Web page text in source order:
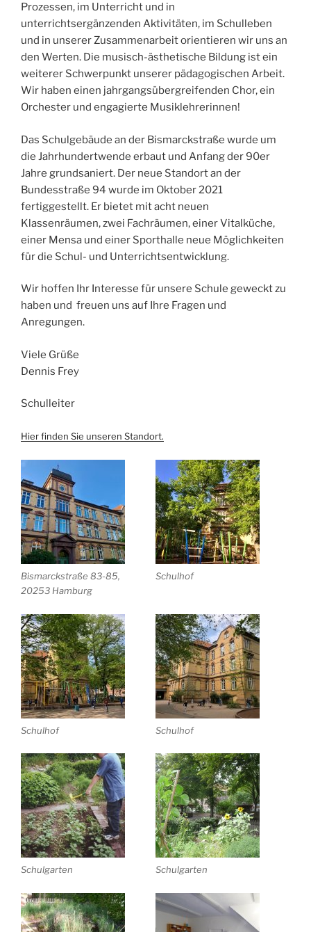
Prozessen, im Unterricht und in
unterrichtsergänzenden Aktivitäten, im Schulleben
und in unserer Zusammenarbeit orientieren wir uns an
den Werten. Die musisch-ästhetische Bildung ist ein
weiterer Schwerpunkt unserer pädagogischen Arbeit.
Wir haben einen jahrgangsübergreifenden Chor, ein
Orchester und engagierte Musiklehrerinnen!
Das Schulgebäude an der Bismarckstraße wurde um
die Jahrhundertwende erbaut und Anfang der 90er
Jahre grundsaniert. Der neue Standort an der
Bundesstraße 94 wurde im Oktober 2021
fertiggestellt. Er bietet mit acht neuen
Klassenräumen, zwei Fachräumen, einer Vitalküche,
einer Mensa und einer Sporthalle neue Möglichkeiten
für die Schul- und Unterrichtsentwicklung.
Wir hoffen Ihr Interesse für unsere Schule geweckt zu
haben und freuen uns auf Ihre Fragen und
Anregungen.
Viele Grüße
Dennis Frey
Schulleiter
Hier finden Sie unseren Standort.
Bismarckstraße 83-85,
20253 Hamburg
Schulhof
Schulhof Schulhof
Schulgarten Schulgarten